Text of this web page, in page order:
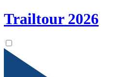
Trailtour 2026